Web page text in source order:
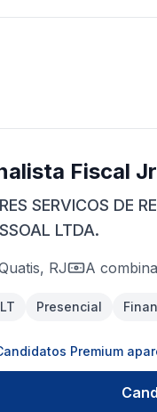
Fiscal Jr
SERVICOS DE
LTDA.
RJ A
Presencial
Premium